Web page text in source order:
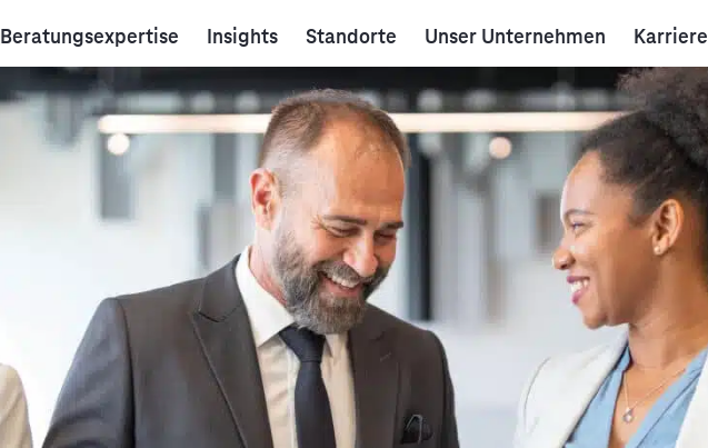
Beratungsexpertise Insights Standorte Unser Unternehmen Karriere